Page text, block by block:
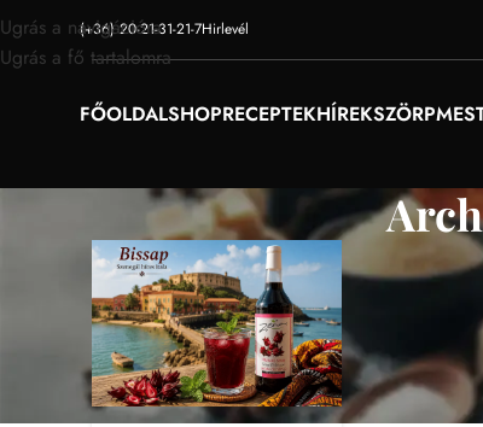
Ugrás a navigációra
Ugrás a fő tartalomra
(+36) 20-21-31-21-7Hirlevél
FŐOLDALSHOPRECEPTEKHÍREK